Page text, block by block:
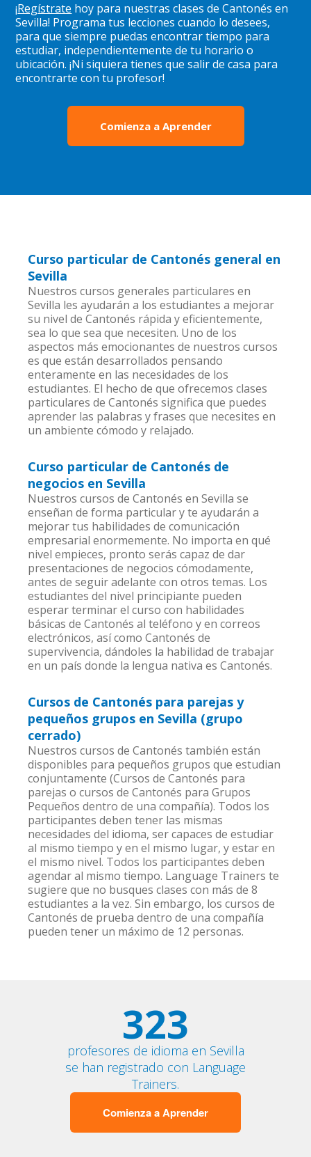
¡Regístrate hoy para nuestras clases de Cantonés en
Sevilla! Programa tus lecciones cuando lo desees,
para que siempre puedas encontrar tiempo para
estudiar, independientemente de tu horario o
ubicación. ¡Ni siquiera tienes que salir de casa para
encontrarte con tu profesor!
Comienza a Aprender
Curso particular de Cantonés general en
Sevilla
Nuestros cursos generales particulares en
Sevilla les ayudarán a los estudiantes a mejorar
su nivel de Cantonés rápida y eficientemente,
sea lo que sea que necesiten. Uno de los
aspectos más emocionantes de nuestros cursos
es que están desarrollados pensando
enteramente en las necesidades de los
estudiantes. El hecho de que ofrecemos clases
particulares de Cantonés significa que puedes
aprender las palabras y frases que necesites en
un ambiente cómodo y relajado.
Curso particular de Cantonés de
negocios en Sevilla
Nuestros cursos de Cantonés en Sevilla se
enseñan de forma particular y te ayudarán a
mejorar tus habilidades de comunicación
empresarial enormemente. No importa en qué
nivel empieces, pronto serás capaz de dar
presentaciones de negocios cómodamente,
antes de seguir adelante con otros temas. Los
estudiantes del nivel principiante pueden
esperar terminar el curso con habilidades
básicas de Cantonés al teléfono y en correos
electrónicos, así como Cantonés de
supervivencia, dándoles la habilidad de trabajar
en un país donde la lengua nativa es Cantonés.
Cursos de Cantonés para parejas y
pequeños grupos en Sevilla (grupo
cerrado)
Nuestros cursos de Cantonés también están
disponibles para pequeños grupos que estudian
conjuntamente (Cursos de Cantonés para
parejas o cursos de Cantonés para Grupos
Pequeños dentro de una compañía). Todos los
participantes deben tener las mismas
necesidades del idioma, ser capaces de estudiar
al mismo tiempo y en el mismo lugar, y estar en
el mismo nivel. Todos los participantes deben
agendar al mismo tiempo. Language Trainers te
sugiere que no busques clases con más de 8
estudiantes a la vez. Sin embargo, los cursos de
Cantonés de prueba dentro de una compañía
pueden tener un máximo de 12 personas.
323
profesores de idioma en Sevilla
se han registrado con Language
Trainers.
Comienza a Aprender